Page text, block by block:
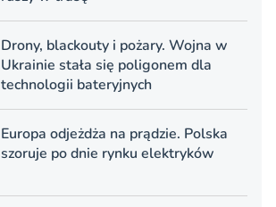
Drony, blackouty i pożary. Wojna w
Ukrainie stała się poligonem dla
technologii bateryjnych
Europa odjeżdża na prądzie. Polska
szoruje po dnie rynku elektryków